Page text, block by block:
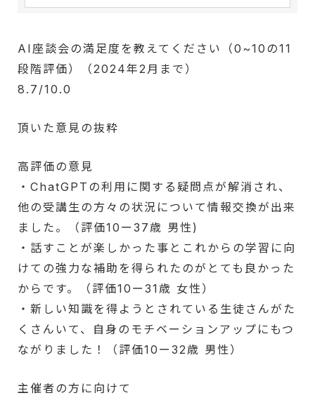
AI座談会の満足度を教えてください（0~10の11
段階評価）（2024年2月まで）
8.7/10.0
頂いた意見の抜粋
高評価の意見
・ChatGPTの利用に関する疑問点が解消され、
他の受講生の方々の状況について情報交換が出来
ました。（評価10ー37歳 男性)
・話すことが楽しかった事とこれからの学習に向
けての強力な補助を得られたのがとても良かった
からです。（評価10ー31歳 女性）
・新しい知識を得ようとされている生徒さんがた
くさんいて、自身のモチベーションアップにもつ
ながりました！（評価10ー32歳 男性）
主催者の方に向けて